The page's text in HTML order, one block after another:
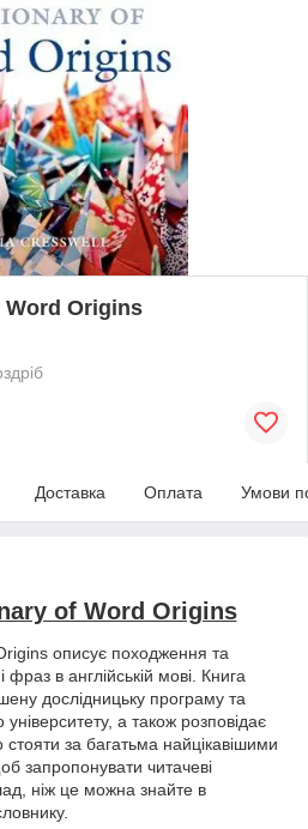
Origins
Доставка Оплата Умови
of Word Origins
описує походження та
фраз в англійській мові. Книга
дослідницьку програму та
а також розповідає
стояти за багатьма найцікавішими
запропонувати читачеві
ніж це можна знайте в